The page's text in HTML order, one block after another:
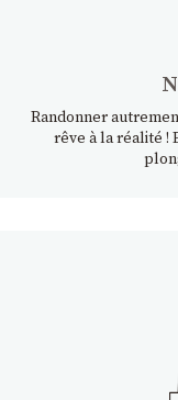
Randonner
rêve à la réalité !